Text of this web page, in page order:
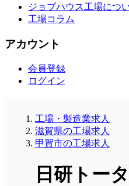
ジョブハウス工場につ
工場コラム
アカウント
会員登録
ログイン
工場・製造業求人
滋賀県の工場求人
甲賀市の工場求人
日研トー